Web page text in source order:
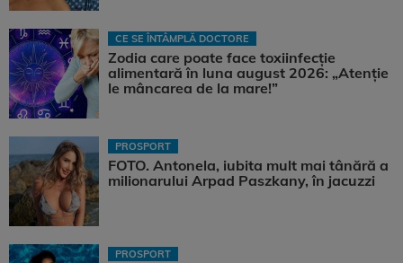
CE SE ÎNTÂMPLĂ DOCTORE
Zodia care poate face toxiinfecție
alimentară în luna august 2026: „Atenție
le mâncarea de la mare!”
PROSPORT
FOTO. Antonela, iubita mult mai tânără a
milionarului Arpad Paszkany, în jacuzzi
PROSPORT